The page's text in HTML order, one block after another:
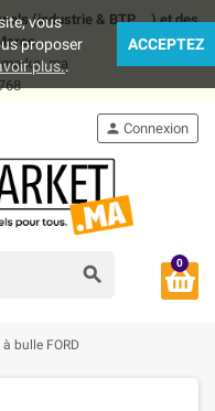
(industrie & BTP .. ) et des
search
person Connexion
0
bulle FORD
vous
proposer
plus..
ACCEPTEZ